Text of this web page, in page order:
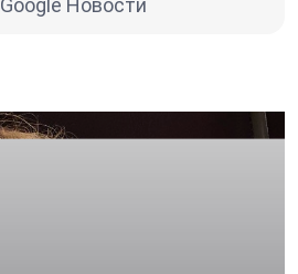
Google Новости